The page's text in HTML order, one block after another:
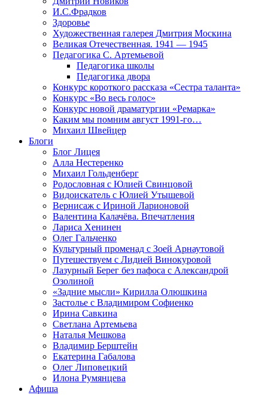
И.С.Фрадков
Здоровье
Художественная галерея Дмитрия Москина
Великая Отечественная. 1941 — 1945
Педагогика С. Артемьевой
Педагогика школы
Педагогика двора
Конкурс короткого рассказа «Сестра таланта»
Конкурс «Во весь голос»
Конкурс новой драматургии «Ремарка»
Каким мы помним август 1991-го…
Михаил Швейцер
Блоги
Блог Лицея
Алла Нестеренко
Михаил Гольденберг
Родословная с Юлией Свинцовой
Видоискатель с Юлией Утышевой
Вернисаж с Ириной Ларионовой
Валентина Калачёва. Впечатления
Лариса Хенинен
Олег Гальченко
Культурный променад с Зоей Арнаутовой
Путешествуем с Лидией Винокуровой
Лазурный Берег без пафоса с Александрой
Озолиной
«Задние мысли» Кирилла Олюшкина
Застолье с Владимиром Софиенко
Ирина Савкина
Светлана Артемьева
Наталья Мешкова
Владимир Берштейн
Екатерина Габалова
Олег Липовецкий
Илона Румянцева
Афиша